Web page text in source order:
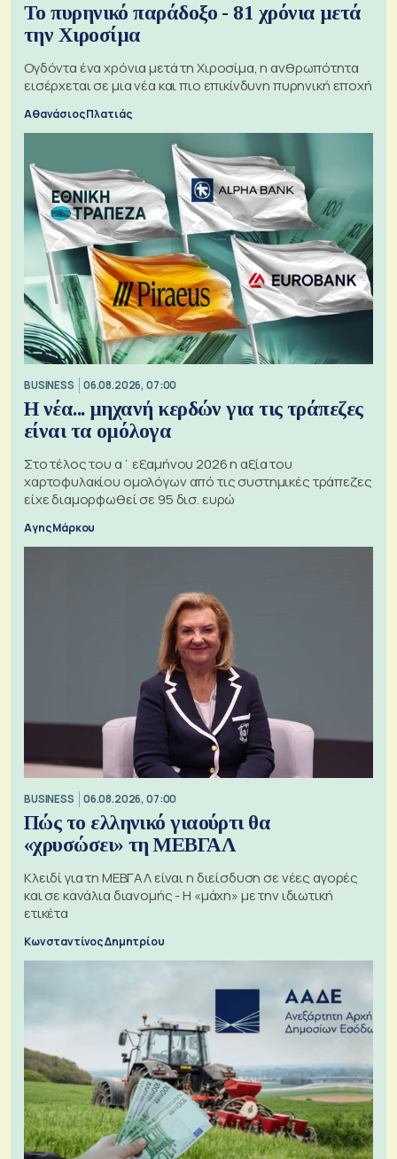
Το πυρηνικό παράδοξο - 81 χρόνια μετά
την Χιροσίμα
Ογδόντα ένα χρόνια μετά τη Χιροσίμα, η ανθρωπότητα
εισέρχεται σε μια νέα και πιο επικίνδυνη πυρηνική εποχή
Αθανάσιος Πλατιάς
BUSINESS 06.08.2026, 07:00
Η νέα... μηχανή κερδών για τις τράπεζες
είναι τα ομόλογα
Στο τέλος του α΄ εξαμήνου 2026 η αξία του
χαρτοφυλακίου ομολόγων από τις συστημικές τράπεζες
είχε διαμορφωθεί σε 95 δισ. ευρώ
Αγης Μάρκου
BUSINESS 06.08.2026, 07:00
Πώς το ελληνικό γιαούρτι θα
«χρυσώσει» τη ΜΕΒΓΑΛ
Κλειδί για τη ΜΕΒΓΑΛ είναι η διείσδυση σε νέες αγορές
και σε κανάλια διανομής - Η «μάχη» με την ιδιωτική
ετικέτα
Κωνσταντίνος Δημητρίου